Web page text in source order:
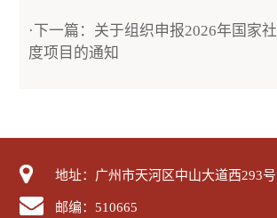
·下一篇：关于组织申报2026年国家
度项目的通知
地址：广州市天河区中山大道西293号
邮编：510665